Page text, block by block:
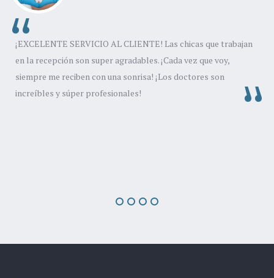
¡EXCELENTE SERVICIO AL CLIENTE! Las chicas que trabajan
en la recepción son super agradables. ¡Cada vez que voy,
siempre me reciben con una sonrisa! ¡Los doctores son
increíbles y súper profesionales!